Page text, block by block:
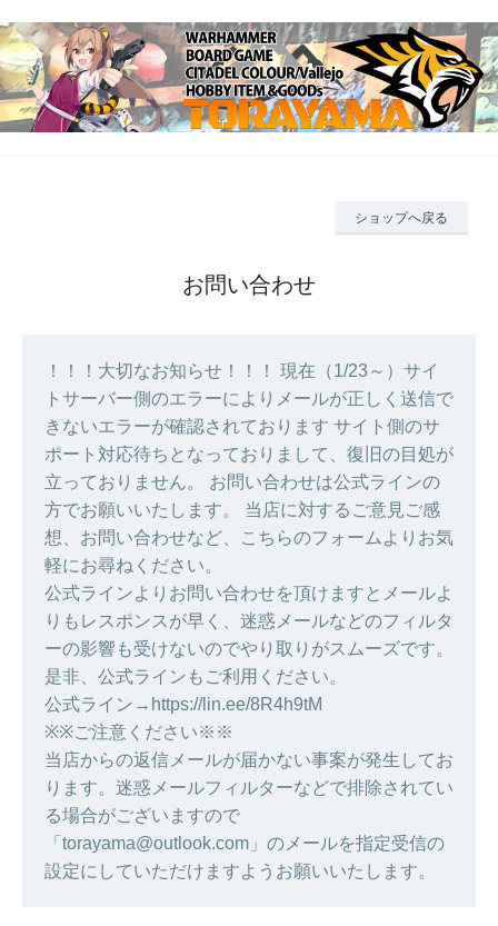
ショップへ戻る
お問い合わせ
！！！大切なお知らせ！！！ 現在（1/23～）サイ
トサーバー側のエラーによりメールが正しく送信で
きないエラーが確認されております サイト側のサ
ポート対応待ちとなっておりまして、復旧の目処が
立っておりません。 お問い合わせは公式ラインの
方でお願いいたします。 当店に対するご意見ご感
想、お問い合わせなど、こちらのフォームよりお気
軽にお尋ねください。
公式ラインよりお問い合わせを頂けますとメールよ
りもレスポンスが早く、迷惑メールなどのフィルタ
ーの影響も受けないのでやり取りがスムーズです。
是非、公式ラインもご利用ください。
公式ライン→https://lin.ee/8R4h9tM
※※ご注意ください※※
当店からの返信メールが届かない事案が発生してお
ります。迷惑メールフィルターなどで排除されてい
る場合がございますので
「torayama@outlook.com」のメールを指定受信の
設定にしていただけますようお願いいたします。